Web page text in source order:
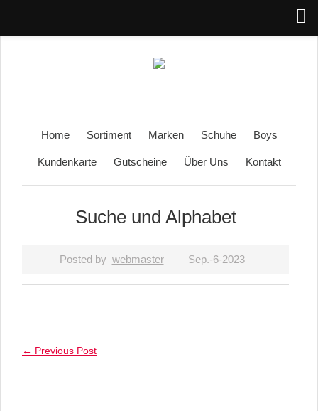
Home Sortiment Marken Schuhe Boys
Kundenkarte Gutscheine Über Uns Kontakt
Suche und Alphabet
Posted by webmaster Sep.-6-2023
← Previous Post